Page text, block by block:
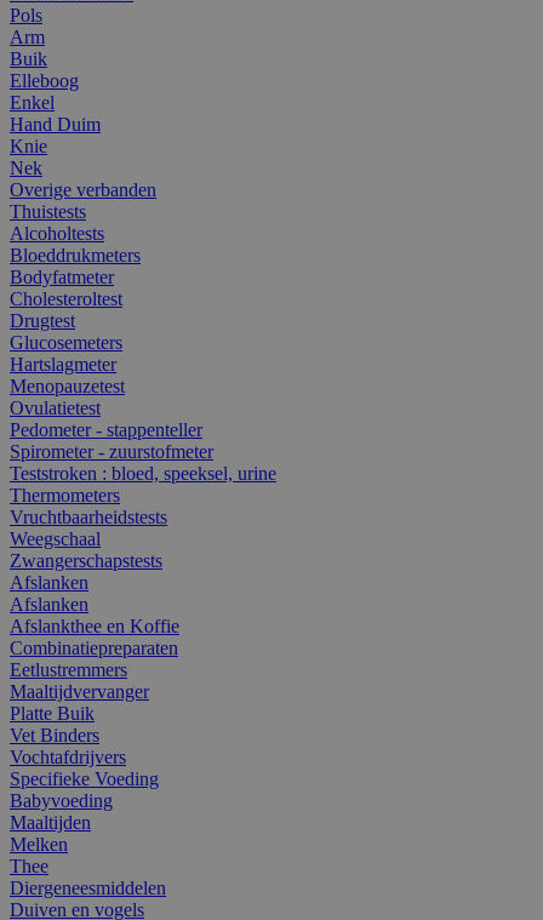
Pols
Arm
Buik
Elleboog
Enkel
Hand Duim
Knie
Nek
Overige verbanden
Thuistests
Alcoholtests
Bloeddrukmeters
Bodyfatmeter
Cholesteroltest
Drugtest
Glucosemeters
Hartslagmeter
Menopauzetest
Ovulatietest
Pedometer - stappenteller
Spirometer - zuurstofmeter
Teststroken : bloed, speeksel, urine
Thermometers
Vruchtbaarheidstests
Weegschaal
Zwangerschapstests
Afslanken
Afslanken
Afslankthee en Koffie
Combinatiepreparaten
Eetlustremmers
Maaltijdvervanger
Platte Buik
Vet Binders
Vochtafdrijvers
Specifieke Voeding
Babyvoeding
Maaltijden
Melken
Thee
Diergeneesmiddelen
Duiven en vogels